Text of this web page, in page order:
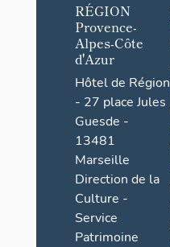
RÉGION
Provence-
Alpes-Côte
d'Azur
Hôtel de Région
- 27 place Jules
Guesde -
13481
Marseille
Direction de la
Culture -
Service
Patrimoine